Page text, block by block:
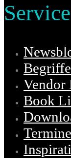
Service
Vendor
Book
Termine